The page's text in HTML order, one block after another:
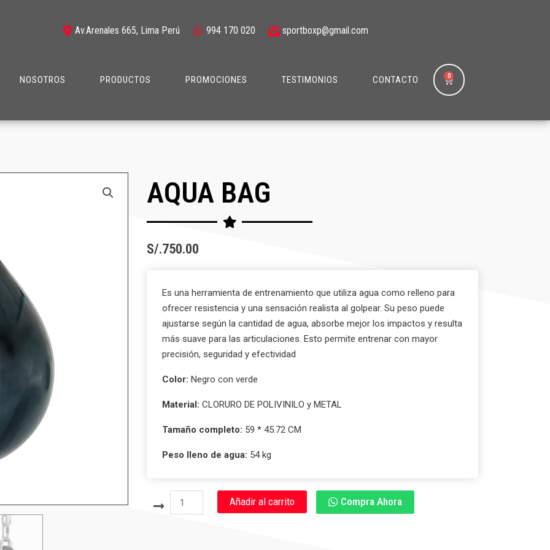
Av.Arenales 665, Lima Perú 994 170 020 sportboxp@gmail.com
NOSOTROS PRODUCTOS PROMOCIONES TESTIMONIOS CONTACTO Carrito
AQUA BAG
S/.750.00
Es una herramienta de entrenamiento que utiliza agua como relleno para
ofrecer resistencia y una sensación realista al golpear. Su peso puede
ajustarse según la cantidad de agua, absorbe mejor los impactos y resulta
más suave para las articulaciones. Esto permite entrenar con mayor
precisión, seguridad y efectividad
Color: Negro con verde
Material: CLORURO DE POLIVINILO y METAL
Tamaño completo: 59 * 45.72 CM
Peso lleno de agua: 54 kg
AQUA
BAG
Añadir al carrito Compra Ahora